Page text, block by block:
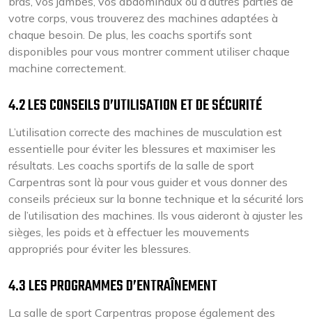
votre corps, vous trouverez des machines adaptées à
chaque besoin. De plus, les coachs sportifs sont
disponibles pour vous montrer comment utiliser chaque
machine correctement.
4.2 LES CONSEILS D’UTILISATION ET DE SÉCURITÉ
L’utilisation correcte des machines de musculation est
essentielle pour éviter les blessures et maximiser les
résultats. Les coachs sportifs de la salle de sport
Carpentras sont là pour vous guider et vous donner des
conseils précieux sur la bonne technique et la sécurité lors
de l’utilisation des machines. Ils vous aideront à ajuster les
sièges, les poids et à effectuer les mouvements
appropriés pour éviter les blessures.
4.3 LES PROGRAMMES D’ENTRAÎNEMENT
La salle de sport Carpentras propose également des